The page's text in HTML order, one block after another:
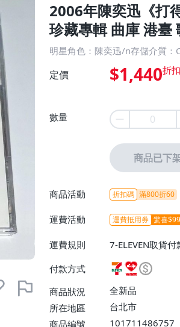
2006年陳奕迅《打
珍藏專輯 曲庫 港臺
明星角色：陳奕迅/n存儲介質：
定價 $1,440
數量
商品已下
商品活動 折扣碼 滿800折60
運費活動 運費抵用券 驚喜
運費規則
7-ELEVEN取貨
ELEVEN取貨不
或消費滿$1298
$1598免運費】
付款方式
商品狀況
全新品
所在地區
台北市
商品編號
101711486757